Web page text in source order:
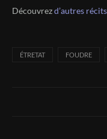
Découvrezd’autres
ÉTRETAT FOUDRE